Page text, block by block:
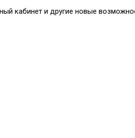
кабинет и другие новые